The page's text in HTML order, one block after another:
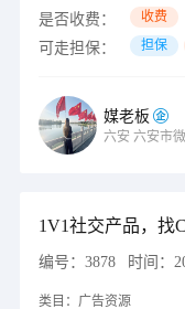
是否收费： 收费
可走担保： 担保
媒老板
六安 六安市
1V1社交产品，找
编号： 3878 时间：
类目： 广告资源